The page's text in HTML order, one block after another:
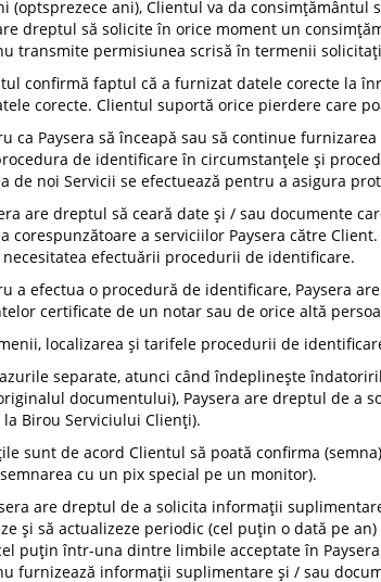
(optsprezece ani), Clientul va da
dreptul să solicite în orice moment un
transmite permisiunea scrisă în termenii
confirmă faptul că a furnizat datele corecte la
corecte. Clientul suportă orice pierdere care
ca Paysera să înceapă sau să continue
de identificare în circumstanțele și
de noi Servicii se efectuează pentru a asigura
are dreptul să ceară date și / sau documente
corespunzătoare a serviciilor Paysera către
efectuării procedurii de identificare.
a efectua o procedură de identificare, Paysera
certificate de un notar sau de orice altă
localizarea și tarifele procedurii de
separate, atunci când îndeplinește
documentului), Paysera are dreptul de a
la Birou Serviciului Clienți).
sunt de acord Clientul să poată confirma
cu un pix special pe un monitor).
are dreptul de a solicita informații
și să actualizeze periodic (cel puțin o dată pe
puțin într-una dintre limbile acceptate în
furnizează informații suplimentare și / sau